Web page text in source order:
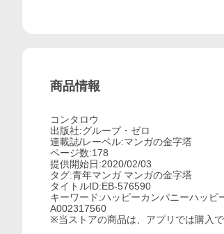
商品情報
コンタロウ
出版社:グループ・ゼロ
連載誌/レーベル:マンガの金字塔
ページ数:178
提供開始日:2020/02/03
タグ:青年マンガ マンガの金字塔
タイトルID:EB-576590
キーワード:ハッピーカンパニーハッ
A002317560
※当ストアの商品は、アプリでは購入で